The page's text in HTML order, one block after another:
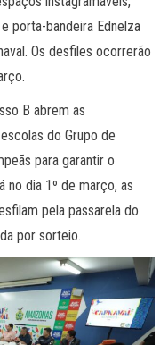
porta-bandeira Ednelza
Os desfiles ocorrerão
B abrem as
do Grupo de
para garantir o
no dia 1º de março, as
pela passarela do
por sorteio.